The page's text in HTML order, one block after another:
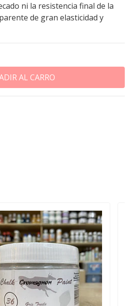
ni la resistencia final de la
de gran elasticidad y